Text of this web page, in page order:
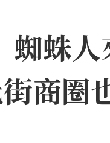
蜘蛛
商圈